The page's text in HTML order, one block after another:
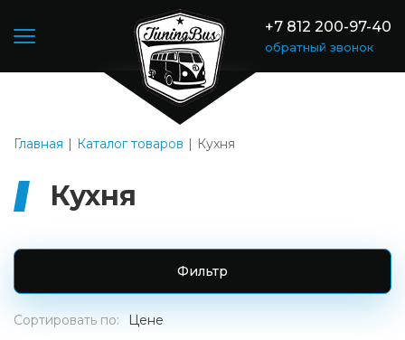
+7 812 200-97-40
обратный звонок
Главная Каталог товаров Кухня
Кухня
Фильтр
Сортировать по: Цене